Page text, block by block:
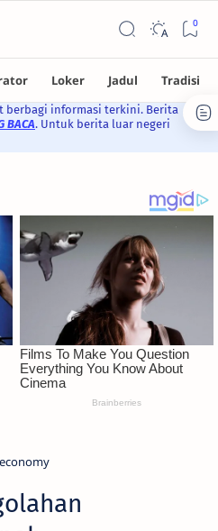
berbagi informasi terkini. Berita
BACA. Untuk berita luar negeri
economy